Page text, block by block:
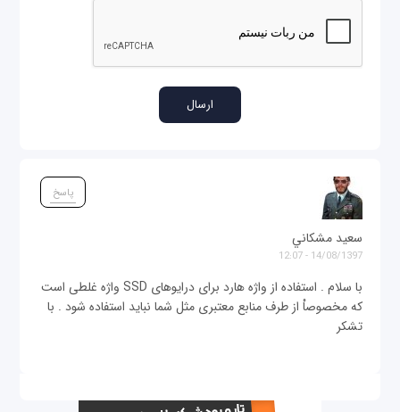
پاسخ
سعيد مشكاني
14/08/1397 - 12:07
با سلام . استفاده از واژه هارد برای درایوهای SSD واژه غلطی است
که مخصوصاْ از طرف منابع معتبری مثل شما نباید استفاده شود . با
تشکر